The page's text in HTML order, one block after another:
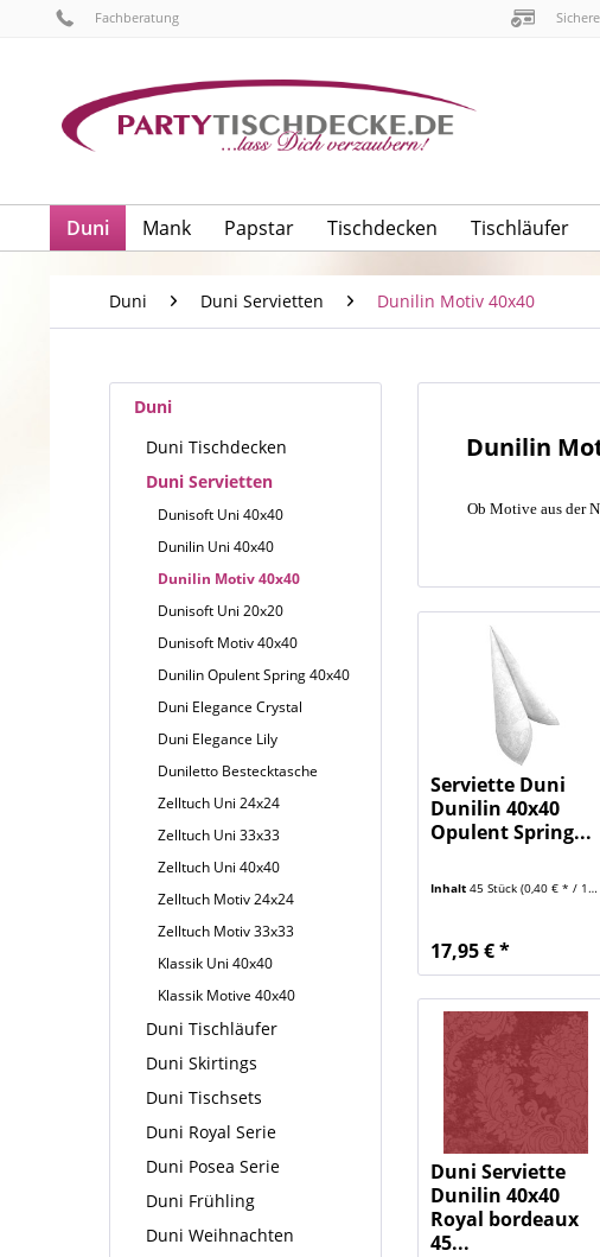
Fachberatung
Duni Mank Papstar Tischdecken Tischläufer
Duni Duni Servietten Dunilin Motiv 40x40
Duni
Duni Tischdecken
Duni Servietten
Dunisoft Uni 40x40
Dunilin Uni 40x40
Dunilin Motiv 40x40
Dunisoft Uni 20x20
Dunisoft Motiv 40x40
Dunilin Opulent Spring 40x40
Duni Elegance Crystal
Duni Elegance Lily
Duniletto Bestecktasche
Zelltuch Uni 24x24
Zelltuch Uni 33x33
Zelltuch Uni 40x40
Zelltuch Motiv 24x24
Zelltuch Motiv 33x33
Klassik Uni 40x40
Klassik Motive 40x40
Duni Tischläufer
Duni Skirtings
Duni Tischsets
Duni Royal Serie
Duni Posea Serie
Duni Frühling
Duni Weihnachten
Dunilin
Ob Motive aus der
Serviette Duni
Dunilin 40x40
Opulent Spring...
Inhalt45 Stück(0,40 € * / 1 Stück)
17,95 € *
Duni Serviette
Dunilin 40x40
Royal bordeaux
45...